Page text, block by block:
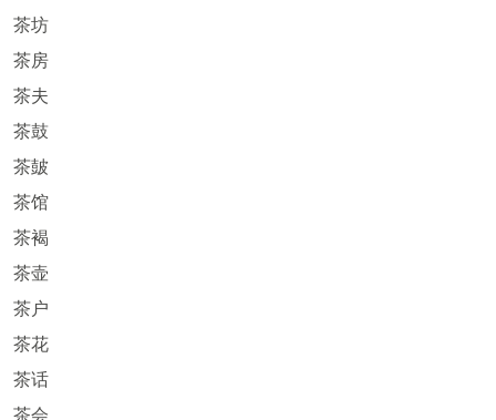
茶坊
茶房
茶夫
茶鼓
茶皷
茶馆
茶褐
茶壶
茶户
茶花
茶话
茶会